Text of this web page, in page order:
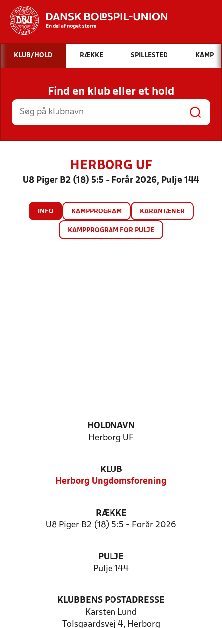
Hvad vil du søge efter?
INDHOLD OG NYHEDER
STILLINGER, RESULTATER, KLUBBER OG
HOLD
KLUB/HOLD RÆKKE SPILLESTED KAMP
Find en klub eller et hold
HERBORG UF
U8 Piger B2 (18) 5:5 - Forår 2026, Pulje 144
INFO KAMPPROGRAM KARANTÆNER
KAMPPROGRAM FOR PULJE
HOLDNAVN
Herborg UF
KLUB
Herborg Ungdomsforening
RÆKKE
U8 Piger B2 (18) 5:5 - Forår 2026
PULJE
Pulje 144
KLUBBENS POSTADRESSE
Karsten Lund
Tolsgaardsvej 4, Herborg